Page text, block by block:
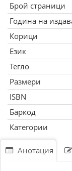
Брой страници
Година на
Корици
Език
Тегло
Размери
ISBN
Баркод
Категории
Анотация